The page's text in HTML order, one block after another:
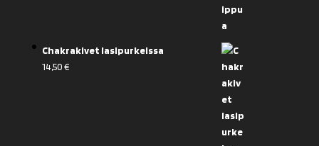
Chakrakivet lasipurkeissa
14,50€